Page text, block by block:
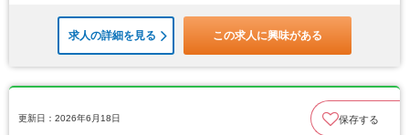
求人の詳細を見る この求人に興味がある
更新日：2026年6月18日 保存する